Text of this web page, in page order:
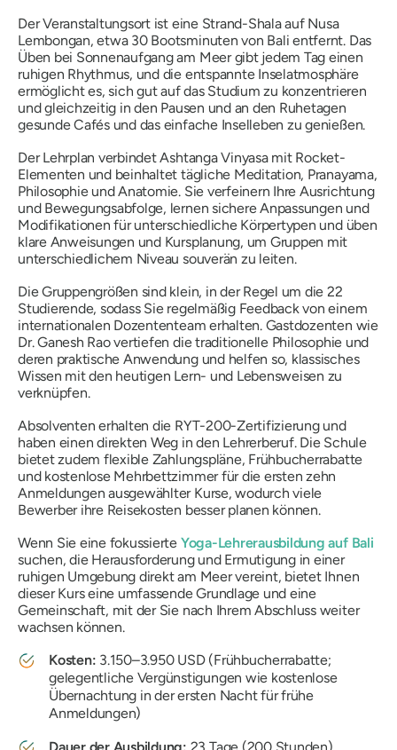
Der Veranstaltungsort ist eine Strand-Shala auf Nusa
Lembongan, etwa 30 Bootsminuten von Bali entfernt. Das
Üben bei Sonnenaufgang am Meer gibt jedem Tag einen
ruhigen Rhythmus, und die entspannte Inselatmosphäre
ermöglicht es, sich gut auf das Studium zu konzentrieren
und gleichzeitig in den Pausen und an den Ruhetagen
gesunde Cafés und das einfache Inselleben zu genießen.
Der Lehrplan verbindet Ashtanga Vinyasa mit Rocket-
Elementen und beinhaltet tägliche Meditation, Pranayama,
Philosophie und Anatomie. Sie verfeinern Ihre Ausrichtung
und Bewegungsabfolge, lernen sichere Anpassungen und
Modifikationen für unterschiedliche Körpertypen und üben
klare Anweisungen und Kursplanung, um Gruppen mit
unterschiedlichem Niveau souverän zu leiten.
Die Gruppengrößen sind klein, in der Regel um die 22
Studierende, sodass Sie regelmäßig Feedback von einem
internationalen Dozententeam erhalten. Gastdozenten wie
Dr. Ganesh Rao vertiefen die traditionelle Philosophie und
deren praktische Anwendung und helfen so, klassisches
Wissen mit den heutigen Lern- und Lebensweisen zu
verknüpfen.
Absolventen erhalten die RYT-200-Zertifizierung und
haben einen direkten Weg in den Lehrerberuf. Die Schule
bietet zudem flexible Zahlungspläne, Frühbucherrabatte
und kostenlose Mehrbettzimmer für die ersten zehn
Anmeldungen ausgewählter Kurse, wodurch viele
Bewerber ihre Reisekosten besser planen können.
Wenn Sie eine fokussierte Yoga-Lehrerausbildung auf Bali
suchen, die Herausforderung und Ermutigung in einer
ruhigen Umgebung direkt am Meer vereint, bietet Ihnen
dieser Kurs eine umfassende Grundlage und eine
Gemeinschaft, mit der Sie nach Ihrem Abschluss weiter
wachsen können.
Kosten: 3.150–3.950 USD (Frühbucherrabatte;
gelegentliche Vergünstigungen wie kostenlose
Übernachtung in der ersten Nacht für frühe
Anmeldungen)